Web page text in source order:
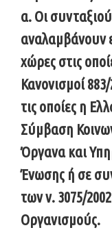
α. Οι
αναλαμβάνουν
χώρες στις
Κανονισμοί
τις οποίες η
Σύμβαση
Όργανα και
Ένωσης ή σε
των ν. 3075/
Οργανισμούς.